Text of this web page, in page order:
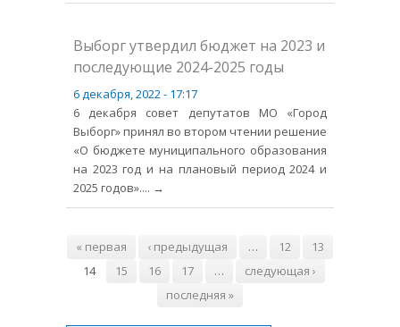
Выборг утвердил бюджет на 2023 и
последующие 2024-2025 годы
6 декабря, 2022 - 17:17
6 декабря совет депутатов МО «Город
Выборг» принял во втором чтении решение
«О бюджете муниципального образования
на 2023 год и на плановый период 2024 и
2025 годов».... →
Страницы
« первая ‹ предыдущая … 12
13
14
15 16 17 …
следующая ›
последняя »